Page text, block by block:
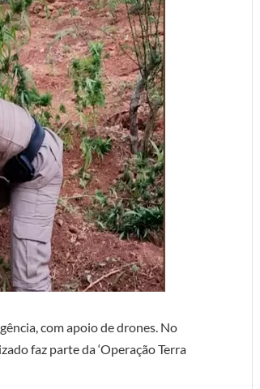
com apoio de drones. No
faz parte da ‘Operação Terra